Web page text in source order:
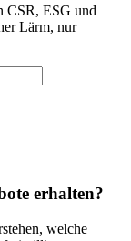
CSR, ESG und
Lärm, nur
erhalten?
welche